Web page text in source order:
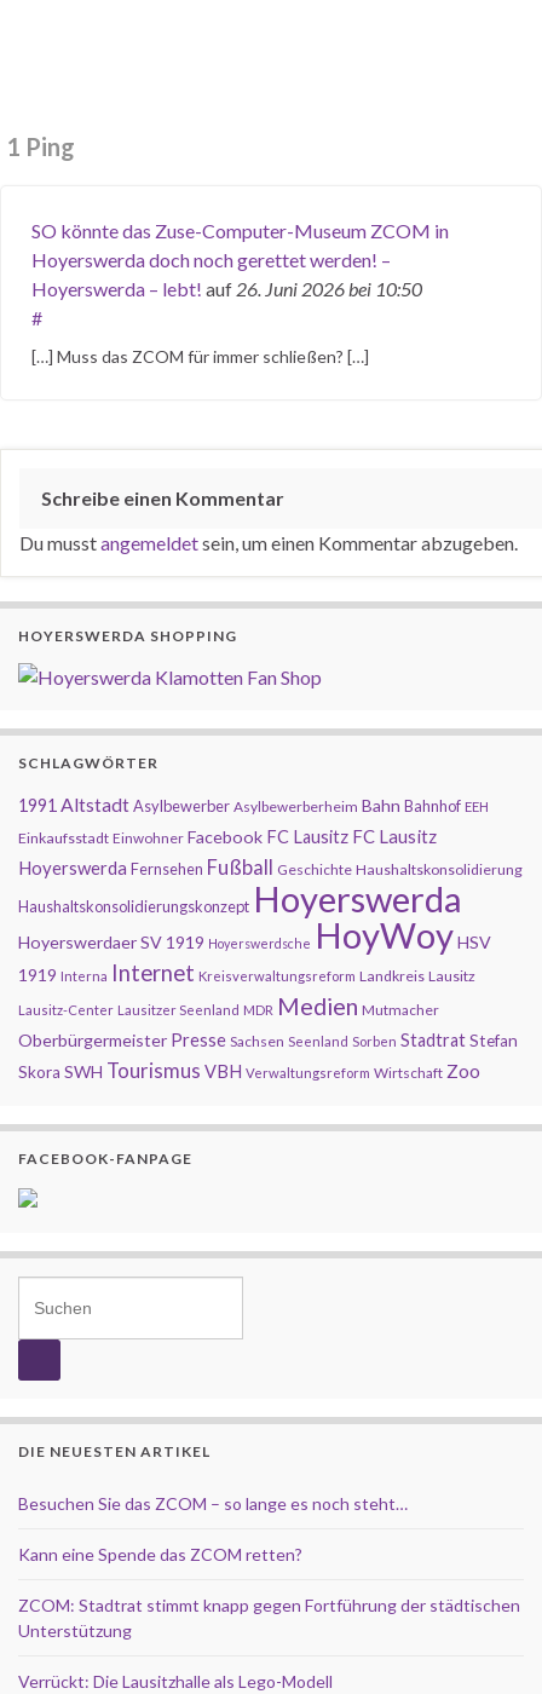
1 Ping
SO könnte das Zuse-Computer-Museum ZCOM in
Hoyerswerda doch noch gerettet werden! –
Hoyerswerda – lebt! auf 26. Juni 2026bei 10:50
#
[…] Muss das ZCOM für immer schließen? […]
Schreibe einen Kommentar
Du musstangemeldetsein, um einen Kommentar abzugeben.
HOYERSWERDA SHOPPING
SCHLAGWÖRTER
1991 AltstadtAsylbewerber Asylbewerberheim Bahn Bahnhof EEH
Einkaufsstadt Einwohner Facebook FC Lausitz FC Lausitz
Hoyerswerda Fernsehen Fußball Geschichte Haushaltskonsolidierung
Haushaltskonsolidierungskonzept Hoyerswerda
Hoyerswerdaer SV 1919 Hoyerswerdsche HoyWoyHSV
1919 Interna Internet Kreisverwaltungsreform Landkreis Lausitz
Lausitz-Center Lausitzer Seenland MDR Medien Mutmacher
Oberbürgermeister Presse Sachsen Seenland Sorben StadtratStefan
Skora SWH Tourismus VBH Verwaltungsreform Wirtschaft Zoo
FACEBOOK-FANPAGE
DIE NEUESTEN ARTIKEL
Besuchen Sie das ZCOM – so lange es noch steht…
Kann eine Spende das ZCOM retten?
ZCOM: Stadtrat stimmt knapp gegen Fortführung der städtischen
Unterstützung
Verrückt: Die Lausitzhalle als Lego-Modell